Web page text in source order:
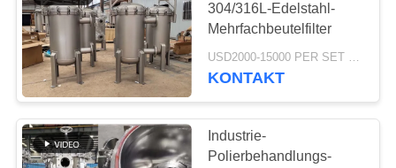
Industrielle
Kreiselpumpen
304/316L-Edelstahl-
Mehrfachbeutelfilter
KONTAKT
Industrie-
Polierbehandlungs-